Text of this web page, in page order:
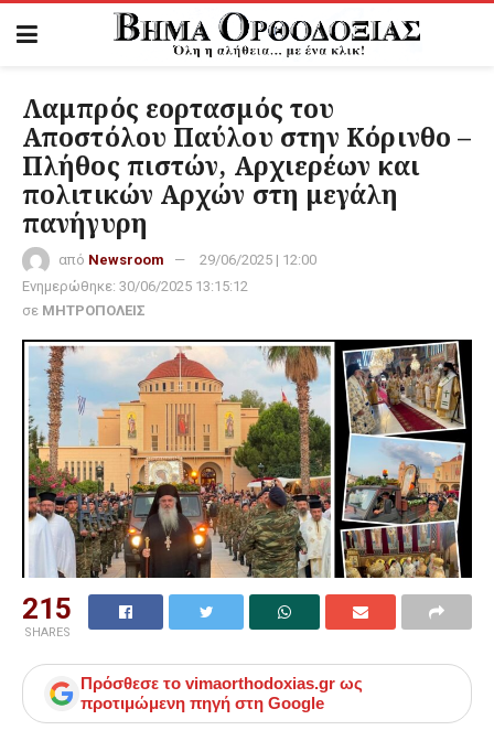
Λαμπρός εορτασμός του
Αποστόλου Παύλου στην Κόρινθο –
Πλήθος πιστών, Αρχιερέων και
πολιτικών Αρχών στη μεγάλη
πανήγυρη
από Newsroom
29/06/2025 | 12:00
Ενημερώθηκε: 30/06/2025 13:15:12
σε ΜΗΤΡΟΠΟΛΕΙΣ
215
SHARES
Πρόσθεσε το vimaorthodoxias.gr ως
προτιμώμενη πηγή στη Google